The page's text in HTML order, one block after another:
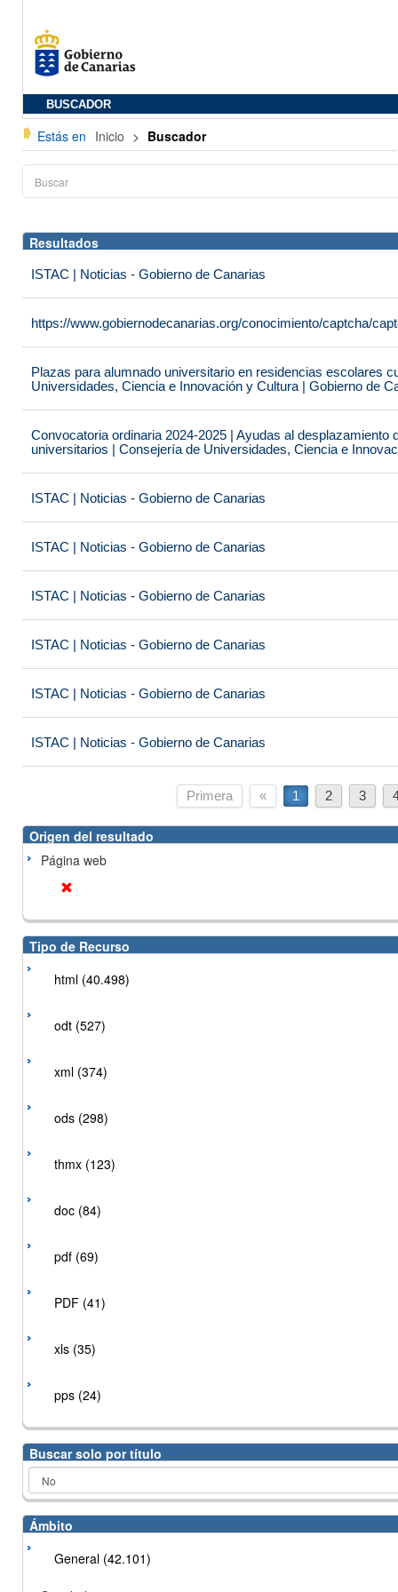
BUSCADOR
Estás en Inicio > Buscador
Resultados
ISTAC | Noticias - Gobierno de Canarias
https://www.gobiernodecanarias.org/conocimiento/captcha/
Plazas para alumnado universitario en residencias escolares
Universidades, Ciencia e Innovación y Cultura | Gobierno de
Convocatoria ordinaria 2024-2025 | Ayudas al desplazamiento
universitarios | Consejería de Universidades, Ciencia e
ISTAC | Noticias - Gobierno de Canarias
ISTAC | Noticias - Gobierno de Canarias
ISTAC | Noticias - Gobierno de Canarias
ISTAC | Noticias - Gobierno de Canarias
ISTAC | Noticias - Gobierno de Canarias
ISTAC | Noticias - Gobierno de Canarias
Primera « 1 2 3
Origen del resultado
Página web
Tipo de Recurso
html (40.498)
odt (527)
xml (374)
ods (298)
thmx (123)
doc (84)
pdf (69)
PDF (41)
xls (35)
pps (24)
Buscar solo por título
Ámbito
General (42.101)